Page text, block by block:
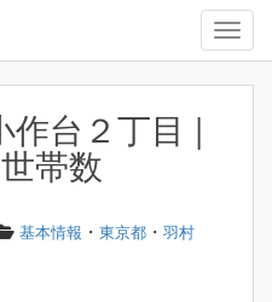
作台２丁目 |
帯数
基本情報 ・ 東京都 ・ 羽村